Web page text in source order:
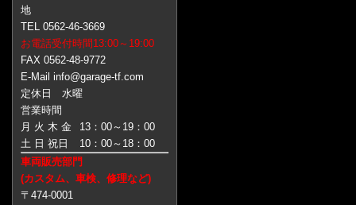
地
TEL 0562-46-3669
お電話受付時間13:00～19:00
FAX 0562-48-9772
E-Mail info@garage-tf.com
定休日 水曜
営業時間
月 火 木 金
13：00～19：00
土 日 祝日
10：00～18：00
車両販売部門
(カスタム、車検、修理など)
〒474-0001